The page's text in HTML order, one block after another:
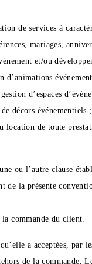
de services à
mariages,
et/ou
d’animations
d’espaces
décors événementiels ;
location de toute
ou l’autre clause
la présente
la commande du client.
a acceptées,
de la commande.